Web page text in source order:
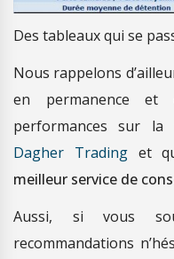
Des tableaux qui se
Nous rappelons
en permanence et
performances sur la
Dagher Tradinget
meilleur service de
Aussi, si vous
recommandations